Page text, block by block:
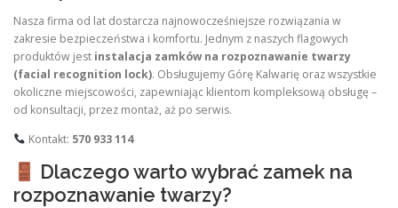
Nasza firma od lat dostarcza najnowocześniejsze rozwiązania w
zakresie bezpieczeństwa i komfortu. Jednym z naszych flagowych
produktów jest instalacja zamków na rozpoznawanie twarzy
(facial recognition lock). Obsługujemy Górę Kalwarię oraz wszystkie
okoliczne miejscowości, zapewniając klientom kompleksową obsługę –
od konsultacji, przez montaż, aż po serwis.
Kontakt: 570 933 114
Dlaczego warto wybrać zamek na
rozpoznawanie twarzy?